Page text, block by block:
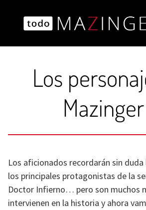
contenido
Los
Los aficionados recordarán sin
los principales protagonistas de la
Doctor Infierno… pero son muchos
intervienen en la historia y ahora